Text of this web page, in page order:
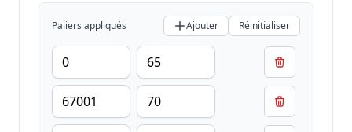
Paliers appliqués Ajouter Réinitialiser